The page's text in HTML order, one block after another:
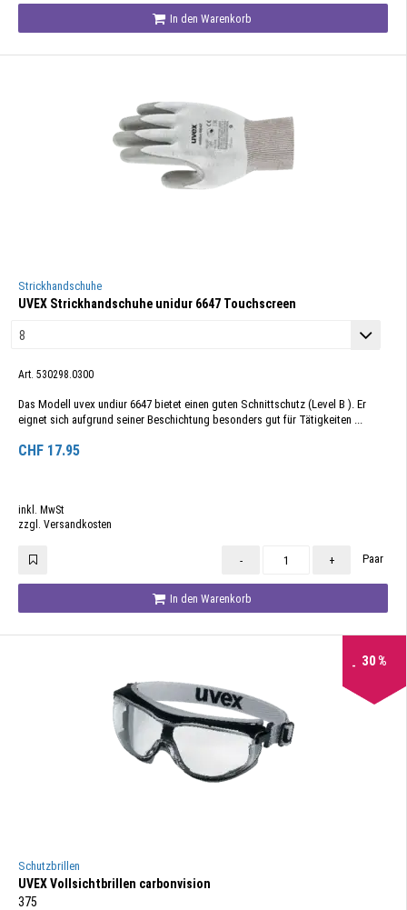
In den Warenkorb
Strickhandschuhe
UVEX Strickhandschuhe unidur 6647 Touchscreen
Art. 530298.0300
Das Modell uvex undiur 6647 bietet einen guten Schnittschutz (Level B ). Er
eignet sich aufgrund seiner Beschichtung besonders gut für Tätigkeiten ...
CHF 17.95
inkl. MwSt
zzgl. Versandkosten
- + Paar
In den Warenkorb
30%
Schutzbrillen
UVEX Vollsichtbrillen carbonvision
375